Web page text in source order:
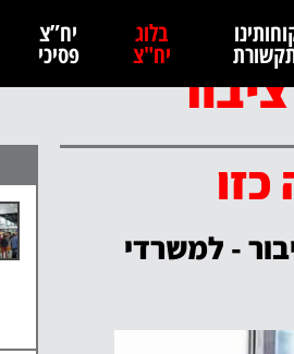
בלוג
יח"צ
יח”צ
פסיכי
- למשרדי